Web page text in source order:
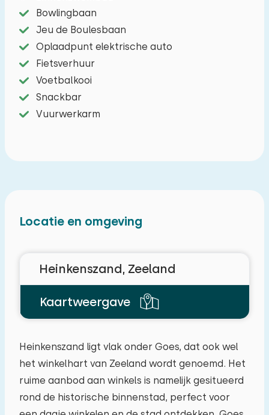
Reisgezelschap
Bowlingbaan
Jeu de Boulesbaan
Oplaadpunt elektrische auto
Fietsverhuur
Voetbalkooi
Snackbar
Vuurwerkarm
Locatie en omgeving
Heinkenszand, Zeeland
Kaartweergave
Heinkenszand ligt vlak onder Goes, dat ook wel
het winkelhart van Zeeland wordt genoemd. Het
ruime aanbod aan winkels is namelijk gesitueerd
rond de historische binnenstad, perfect voor